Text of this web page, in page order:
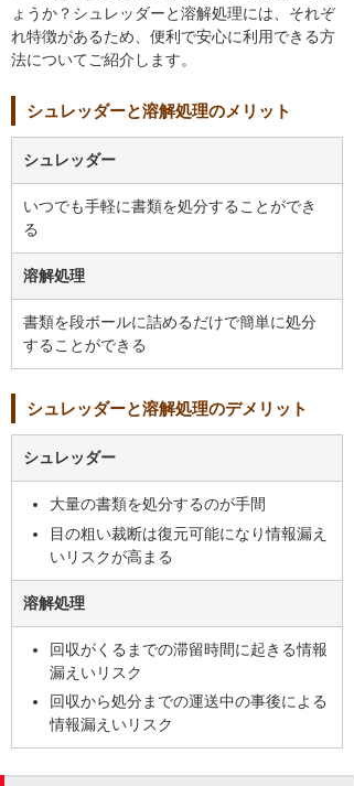
ょうか？シュレッダーと溶解処理には、それぞ
れ特徴があるため、便利で安心に利用できる方
法についてご紹介します。
シュレッダーと溶解処理のメリット
シュレッダー
いつでも手軽に書類を処分することができ
る
溶解処理
書類を段ボールに詰めるだけで簡単に処分
することができる
シュレッダーと溶解処理のデメリット
シュレッダー
大量の書類を処分するのが手間
目の粗い裁断は復元可能になり情報漏え
いリスクが高まる
溶解処理
回収がくるまでの滞留時間に起きる情報
漏えいリスク
回収から処分までの運送中の事後による
情報漏えいリスク